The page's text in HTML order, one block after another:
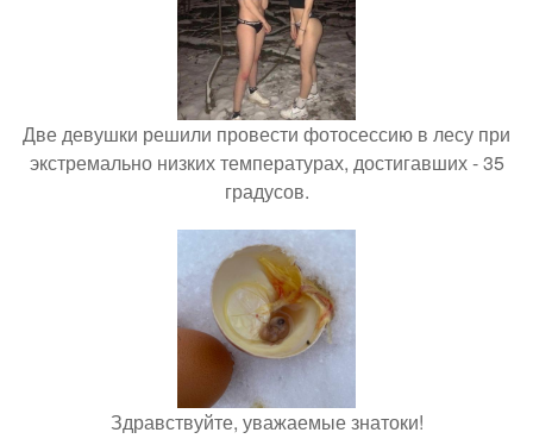
Две девушки решили провести фотосессию в лесу при
экстремально низких температурах, достигавших - 35
градусов.
Здравствуйте, уважаемые знатоки!